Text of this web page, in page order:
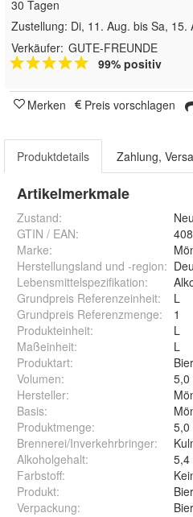
30 Tagen
Zustellung: Di, 11. Aug. bis Sa, 15.
Verkäufer: GUTE-FREUNDE
99% positiv
Merken Preis vorschlagen
Produktdetails Zahlung,
Artikelmerkmale
Zustand:
Neu
GTIN / EAN:
Marke:
Herstellungsland und -region:
Lebensmittelspezifikation:
Grundpreis Referenzeinheit:
L
Grundpreis Referenzmenge:
1
Produkteinheit:
L
Maßeinheit:
L
Produktart:
Bier
Volumen:
5,0
Hersteller:
Basis:
Produktmenge:
5,0
Brennerei/Inverkehrbringer:
Alkoholgehalt:
5,4
Farbstoff:
Produkt:
Bier
Verpackung: